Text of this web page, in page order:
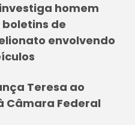
homem
de
envolvendo
Teresa ao
Câmara Federal